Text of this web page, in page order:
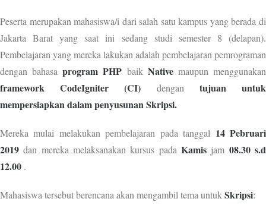
Peserta merupakan mahasiswa/i dari salah satu kampus yang berada di
Jakarta Barat yang saat ini sedang studi semester 8 (delapan).
Pembelajaran yang mereka lakukan adalah pembelajaran pemrograman
dengan bahasaprogram PHP baik Nativemaupun menggunakan
framework CodeIgniter (CI) dengan tujuan untuk
mempersiapkan dalam penyusunan Skripsi.
Mereka mulai melakukan pembelajaran pada tanggal 14 Pebruari
2019 dan mereka melaksanakan kursus padaKamis jam 08.30 s.d
12.00 .
Mahasiswa tersebut berencana akan mengambil tema untukSkripsi: